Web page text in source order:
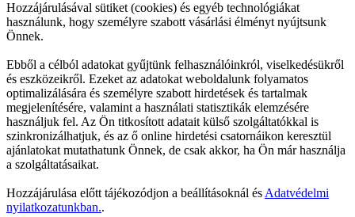
Hozzájárulásával sütiket (cookies) és egyéb technológiákat
használunk, hogy személyre szabott vásárlási élményt nyújtsunk
Önnek.
Ebből a célból adatokat gyűjtünk felhasználóinkról, viselkedésükről
és eszközeikről. Ezeket az adatokat weboldalunk folyamatos
optimalizálására és személyre szabott hirdetések és tartalmak
megjelenítésére, valamint a használati statisztikák elemzésére
használjuk fel. Az Ön titkosított adatait külső szolgáltatókkal is
szinkronizálhatjuk, és az ő online hirdetési csatornáikon keresztül
ajánlatokat mutathatunk Önnek, de csak akkor, ha Ön már használja
a szolgáltatásaikat.
Hozzájárulása előtt tájékozódjon a beállításoknál és Adatvédelmi
nyilatkozatunkban..